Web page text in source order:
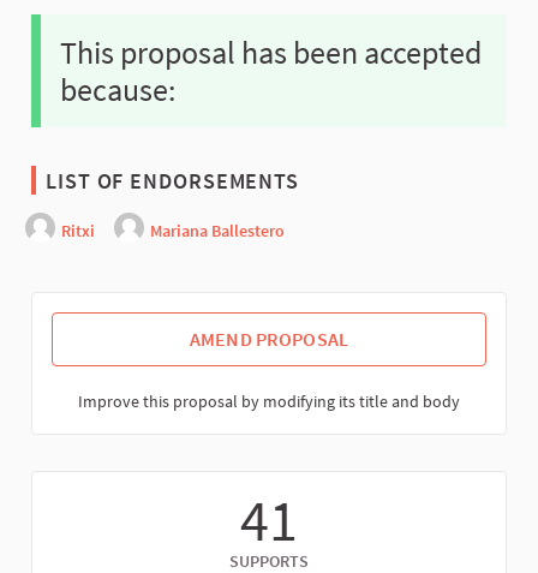
This proposal has been accepted
because:
LIST OF ENDORSEMENTS
Ritxi Mariana Ballestero
AMEND PROPOSAL
Improve this proposal by modifying its title and body
41
SUPPORTS